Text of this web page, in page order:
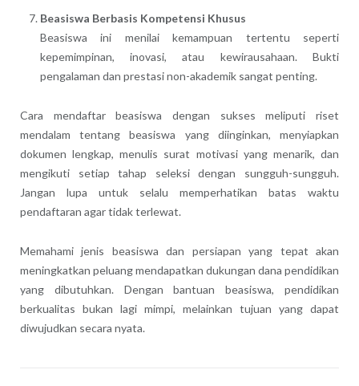
Beasiswa Berbasis Kompetensi Khusus
Beasiswa ini menilai kemampuan tertentu seperti
kepemimpinan, inovasi, atau kewirausahaan. Bukti
pengalaman dan prestasi non-akademik sangat penting.
Cara mendaftar beasiswa dengan sukses meliputi riset
mendalam tentang beasiswa yang diinginkan, menyiapkan
dokumen lengkap, menulis surat motivasi yang menarik, dan
mengikuti setiap tahap seleksi dengan sungguh-sungguh.
Jangan lupa untuk selalu memperhatikan batas waktu
pendaftaran agar tidak terlewat.
Memahami jenis beasiswa dan persiapan yang tepat akan
meningkatkan peluang mendapatkan dukungan dana pendidikan
yang dibutuhkan. Dengan bantuan beasiswa, pendidikan
berkualitas bukan lagi mimpi, melainkan tujuan yang dapat
diwujudkan secara nyata.